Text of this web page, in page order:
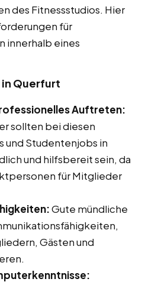
des Fitnessstudios. Hier
für
innerhalb eines
Querfurt
Auftreten:
sollten bei diesen
und Studentenjobs in
und hilfsbereit sein, da
für Mitglieder
Gute mündliche
Gästen und